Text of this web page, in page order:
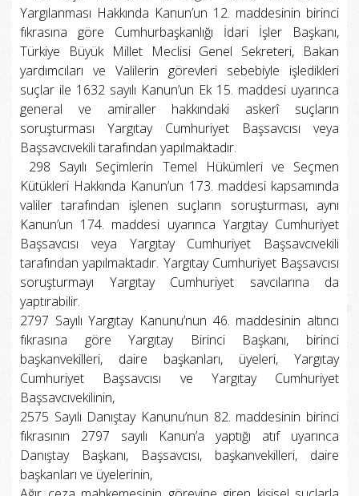
Yargılanması Hakkında Kanun’un 12. maddesinin birinci
fıkrasına göre Cumhurbaşkanlığı İdari İşler Başkanı,
Türkiye Büyük Millet Meclisi Genel Sekreteri, Bakan
yardımcıları ve Valilerin görevleri sebebiyle işledikleri
suçlar ile 1632 sayılı Kanun’un Ek 15. maddesi uyarınca
general ve amiraller hakkındaki askerî suçların
soruşturması Yargıtay Cumhuriyet Başsavcısı veya
Başsavcıvekili tarafından yapılmaktadır.
298 Sayılı Seçimlerin Temel Hükümleri ve Seçmen
Kütükleri Hakkında Kanun’un 173. maddesi kapsamında
valiler tarafından işlenen suçların soruşturması, aynı
Kanun’un 174. maddesi uyarınca Yargıtay Cumhuriyet
Başsavcısı veya Yargıtay Cumhuriyet Başsavcıvekili
tarafından yapılmaktadır. Yargıtay Cumhuriyet Başsavcısı
soruşturmayı Yargıtay Cumhuriyet savcılarına da
yaptırabilir.
2797 Sayılı Yargıtay Kanunu’nun 46. maddesinin altıncı
fıkrasına göre Yargıtay Birinci Başkanı, birinci
başkanvekilleri, daire başkanları, üyeleri, Yargıtay
Cumhuriyet Başsavcısı ve Yargıtay Cumhuriyet
Başsavcıvekilinin,
2575 Sayılı Danıştay Kanunu’nun 82. maddesinin birinci
fıkrasının 2797 sayılı Kanun’a yaptığı atıf uyarınca
Danıştay Başkanı, Başsavcısı, başkanvekilleri, daire
başkanları ve üyelerinin,